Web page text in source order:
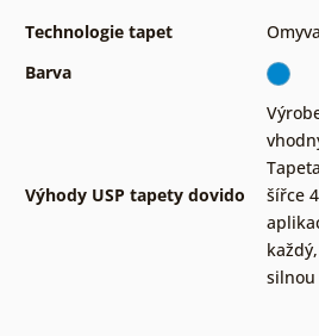
Technologie tapet
Barva
Výhody USP tapety dovido
šířce
každý,